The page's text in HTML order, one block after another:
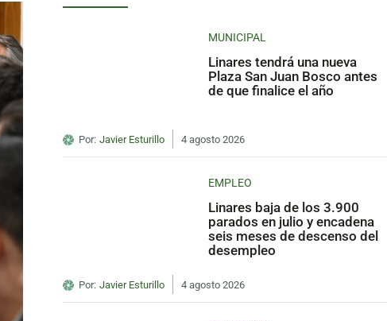
MUNICIPAL
Linares tendrá una nueva
Plaza San Juan Bosco antes
de que finalice el año
Por: Javier Esturillo 4 agosto 2026
EMPLEO
Linares baja de los 3.900
parados en julio y encadena
seis meses de descenso del
desempleo
Por: Javier Esturillo 4 agosto 2026